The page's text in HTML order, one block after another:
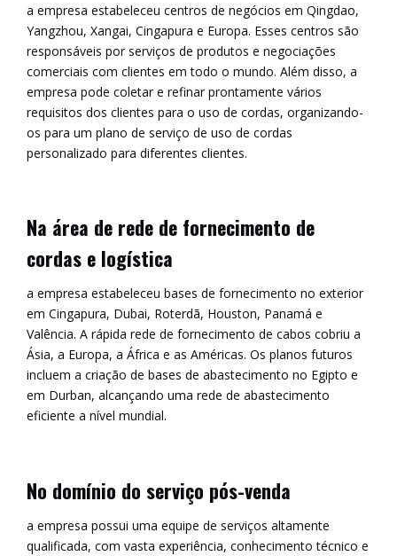
a empresa estabeleceu centros de negócios em Qingdao,
Yangzhou, Xangai, Cingapura e Europa. Esses centros são
responsáveis ​​por serviços de produtos e negociações
comerciais com clientes em todo o mundo. Além disso, a
empresa pode coletar e refinar prontamente vários
requisitos dos clientes para o uso de cordas, organizando-
os para um plano de serviço de uso de cordas
personalizado para diferentes clientes.
Na área de rede de fornecimento de
cordas e logística
a empresa estabeleceu bases de fornecimento no exterior
em Cingapura, Dubai, Roterdã, Houston, Panamá e
Valência. A rápida rede de fornecimento de cabos cobriu a
Ásia, a Europa, a África e as Américas. Os planos futuros
incluem a criação de bases de abastecimento no Egipto e
em Durban, alcançando uma rede de abastecimento
eficiente a nível mundial.
No domínio do serviço pós-venda
a empresa possui uma equipe de serviços altamente
qualificada, com vasta experiência, conhecimento técnico e